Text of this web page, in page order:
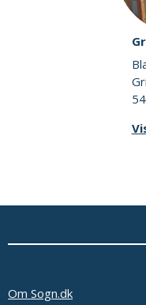
Om Sogn.dk